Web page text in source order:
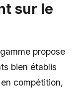
sur le
propose
bien établis
compétition,